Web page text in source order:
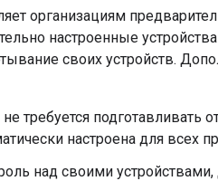
организациям
настроенные
своих устройств.
не требуется подготавливать
настроена для всех
над своими